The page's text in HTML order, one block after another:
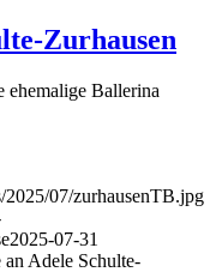
Zurhausen
ehemalige Ballerina
07/zurhausenTB.jpg
2025-07-31
an Adele Schulte-